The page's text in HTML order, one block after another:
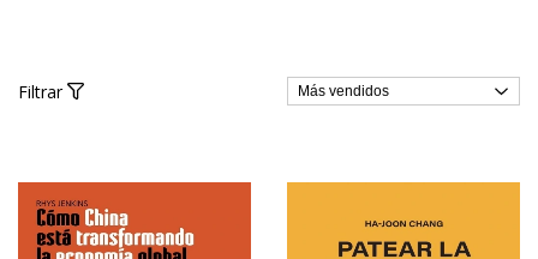
Filtrar